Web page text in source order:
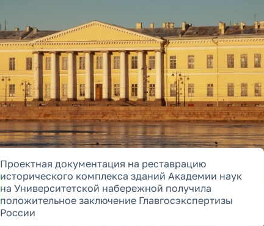
Проектная документация на реставрацию
исторического комплекса зданий Академии наук
на Университетской набережной получила
положительное заключение Главгосэкспертизы
России